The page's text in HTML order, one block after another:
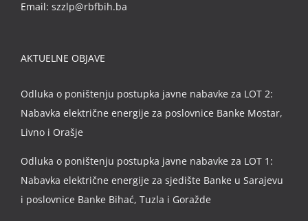
Email: szzlp@rbfbih.ba
AKTUELNE OBJAVE
Odluka o poništenju postupka javne nabavke za LOT 2:
Nabavka električne energije za poslovnice Banke Mostar,
Livno i Orašje
Odluka o poništenju postupka javne nabavke za LOT 1:
Nabavka električne energije za sjedište Banke u Sarajevu
i poslovnice Banke Bihać, Tuzla i Goražde